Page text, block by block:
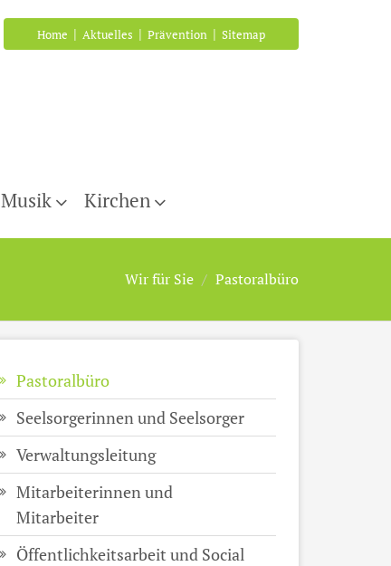
Home | Aktuelles | Prävention | Sitemap
Musik Kirchen
Wir für Sie Pastoralbüro
Pastoralbüro
Seelsorgerinnen und Seelsorger
Verwaltungsleitung
Mitarbeiterinnen und
Mitarbeiter
Öffentlichkeitsarbeit und Social